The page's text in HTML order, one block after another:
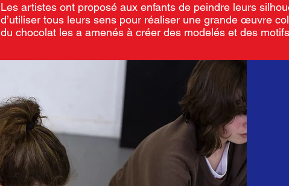
Les artistes ont proposé aux enfants de peindre leurs
d’utiliser tous leurs sens pour réaliser une grande œuvre
du chocolat les a amenés à créer des modelés et des